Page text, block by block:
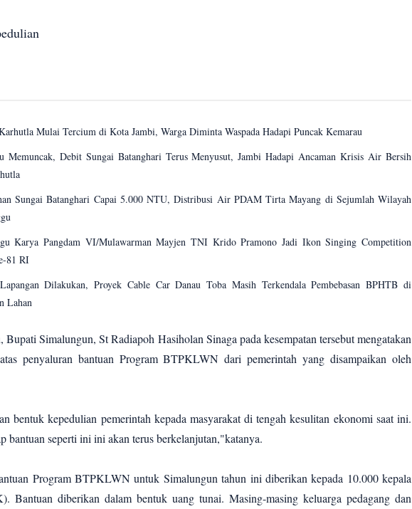
Mulai Tercium di Kota Jambi, Warga Diminta Waspada Hadapi Puncak Kemarau
Memuncak, Debit Sungai Batanghari Terus Menyusut, Jambi Hadapi Ancaman Krisis Air Bersih
Sungai Batanghari Capai 5.000 NTU, Distribusi Air PDAM Tirta Mayang di Sejumlah Wilayah
Karya Pangdam VI/Mulawarman Mayjen TNI Krido Pramono Jadi Ikon Singing Competition
81 RI
Dilakukan, Proyek Cable Car Danau Toba Masih Terkendala Pembebasan BPHTB di
Lahan
Bupati Simalungun, St Radiapoh Hasiholan Sinaga pada kesempatan tersebut mengatakan
penyaluran bantuan Program BTPKLWN dari pemerintah yang disampaikan oleh
bentuk kepedulian pemerintah kepada masyarakat di tengah kesulitan ekonomi saat ini.
bantuan seperti ini ini akan terus berkelanjutan,"katanya.
Program BTPKLWN untuk Simalungun tahun ini diberikan kepada 10.000 kepala
Bantuan diberikan dalam bentuk uang tunai. Masing-masing keluarga pedagang dan